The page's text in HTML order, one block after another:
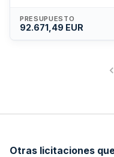
PRESUPUESTO
92.671,49 EUR
Otras licitaciones